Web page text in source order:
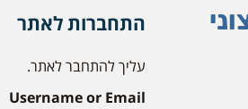
התחברות לאתר
עליך להתחבר לאתר.
Username or Email